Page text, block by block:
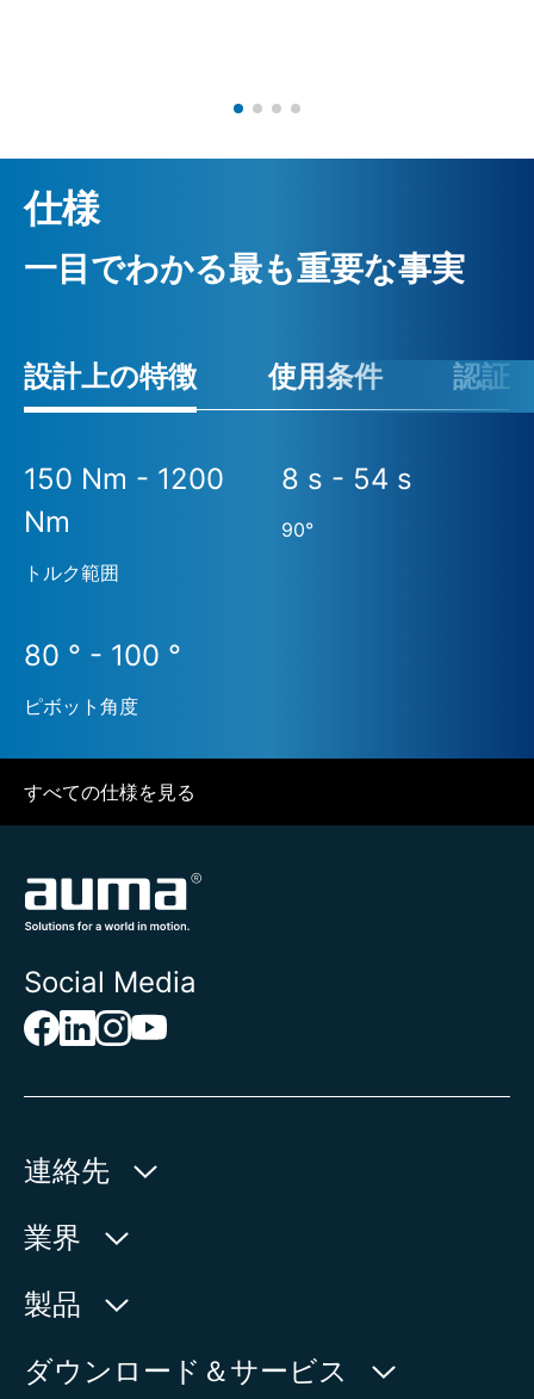
仕様
一目でわかる最も重要な事実
設計上の特徴 使用条件 認証
150 Nm - 1200
Nm
トルク範囲
8 s - 54 s
90°
80 ° - 100 °
ピボット角度
すべての仕様を見る
Social Media
連絡先
AUMA Riester
Aumastr. 1
地図上に表示
業界
水利産業
電力
製品
製品検索
ダウンロード＆サービス